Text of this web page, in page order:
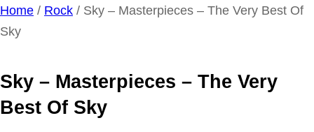
Ga
naar
inhoud
Home / Rock / Sky – Masterpieces – The Very Best Of
Sky
Sky – Masterpieces – The Very
Best Of Sky